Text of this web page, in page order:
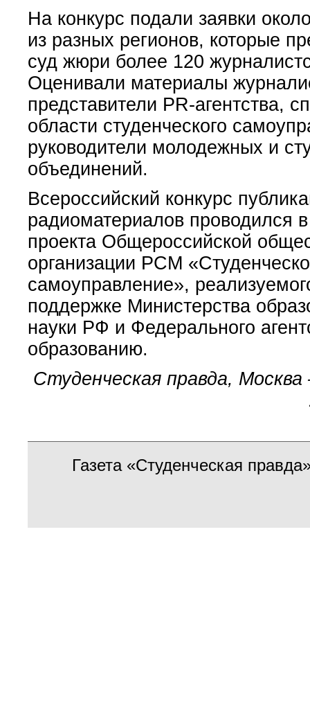
На конкурс подали заявки
из разных регионов, которые
суд жюри более 120
Оценивали материалы
представители PR-агентства,
области студенческого
руководители молодежных и
объединений.
Всероссийский конкурс
радиоматериалов проводился
проекта Общероссийской
организации РСМ
самоуправление»,
поддержке Министерства
науки РФ и Федерального
образованию.
Студенческая правда,
Газета «Студенческая